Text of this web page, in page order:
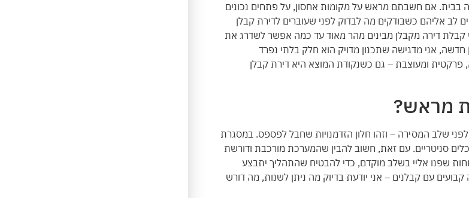
בבית. אם חשבתם מראש על מקומות אחסון, על פתחים נכונים
לב אליהם כשבודקים מה לבדוק לפני שעוברים לדירת קבלן
קבלת דירה מקבלן מבינים מהר מאוד עד כמה אפשר לשדרג את
אני מדגישה שתכנון מדויק הוא חלק בלתי נפרד
ומעוצבת – גם כשנקודת המוצא היא דירת קבלן
מראש?
שלב המסירה – וזהו חלון הזדמנויות שחבל לפספס. במסגרת
סניטריים. עם זאת, חשוב להבין שהמערכת מורכבת ודורשת
שפנו אליי בשלב מוקדם, כדי להבטיח שהתהליך יתבצע
עם קבלנים – אני יודעת בדיוק מה ניתן לשנות, מה דורש